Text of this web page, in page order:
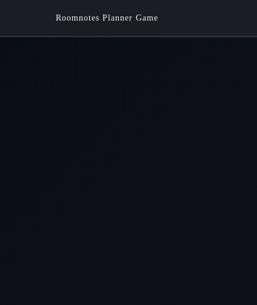
Roomnotes Planner Game